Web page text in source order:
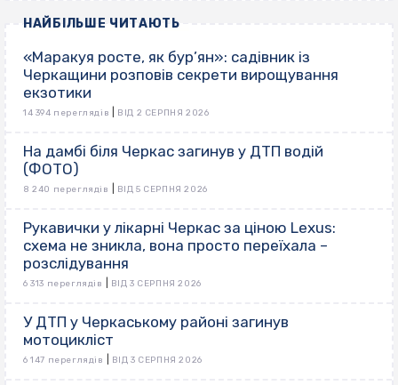
НАЙБІЛЬШЕ ЧИТАЮТЬ
«Маракуя росте, як бур’ян»: садівник із
Черкащини розповів секрети вирощування
екзотики
14 394 переглядів ВІД 2 СЕРПНЯ 2026
На дамбі біля Черкас загинув у ДТП водій
(ФОТО)
8 240 переглядів ВІД 5 СЕРПНЯ 2026
Рукавички у лікарні Черкас за ціною Lexus:
схема не зникла, вона просто переїхала –
розслідування
6 313 переглядів ВІД 3 СЕРПНЯ 2026
У ДТП у Черкаському районі загинув
мотоцикліст
6 147 переглядів ВІД 3 СЕРПНЯ 2026